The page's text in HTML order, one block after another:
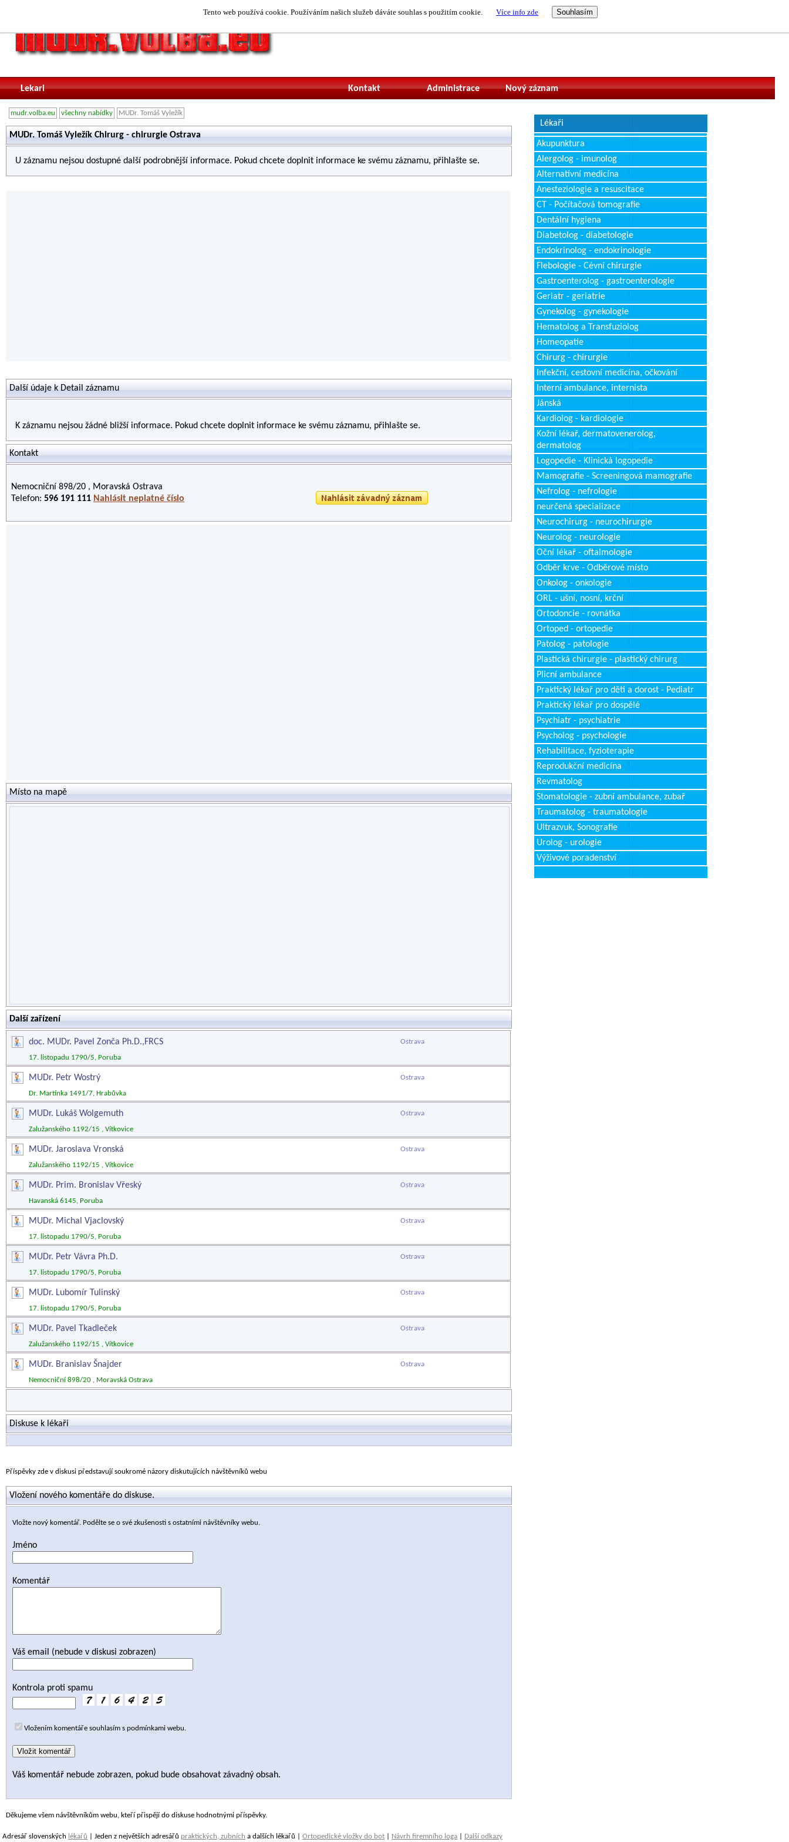
Tento web používá cookie. Používáním našich služeb dáváte souhlas s použitím cookie. Více info zde
Lekari Nový záznam
Administrace
Kontakt
mudr.volba.eu všechny nabídky MUDr. Tomáš Vyležík
MUDr. Tomáš Vyležík Chirurg - chirurgie Ostrava
U záznamu nejsou dostupné další podrobnější informace. Pokud chcete doplnit informace ke svému záznamu, přihlašte se.
Další údaje k Detail záznamu
K záznamu nejsou žádné bližší informace. Pokud chcete doplnit informace ke svému záznamu, přihlašte se.
Kontakt
Nemocniční 898/20 , Moravská Ostrava
Telefon: 596 191 111 Nahlásit neplatné číslo
Místo na mapě
Další zařízení
doc. MUDr. Pavel Zonča Ph.D.,FRCS Ostrava
17. listopadu 1790/5, Poruba
MUDr. Petr Wostrý Ostrava
Dr. Martínka 1491/7, Hrabůvka
MUDr. Lukáš Wolgemuth Ostrava
Zalužanského 1192/15 , Vítkovice
MUDr. Jaroslava Vronská Ostrava
Zalužanského 1192/15 , Vítkovice
MUDr. Prim. Bronislav Vřeský Ostrava
Havanská 6145, Poruba
MUDr. Michal Vjaclovský Ostrava
17. listopadu 1790/5, Poruba
MUDr. Petr Vávra Ph.D. Ostrava
17. listopadu 1790/5, Poruba
MUDr. Lubomír Tulinský Ostrava
17. listopadu 1790/5, Poruba
MUDr. Pavel Tkadleček Ostrava
Zalužanského 1192/15 , Vítkovice
MUDr. Branislav Šnajder Ostrava
Nemocniční 898/20 , Moravská Ostrava
Diskuse k lékaři
Příspěvky zde v diskusi představují soukromé názory diskutujících návštěvníků webu
Vložení nového komentáře do diskuse.
Vložte nový komentář. Podělte se o své zkušenosti s ostatními návštěvníky webu.
Jméno
Komentář
Váš email (nebude v diskusi zobrazen)
Kontrola proti spamu
Vložením komentáře souhlasím s podmínkami webu.
Váš komentář nebude zobrazen, pokud bude obsahovat závadný obsah.
Děkujeme všem návštěvníkům webu, kteří přispějí do diskuse hodnotnými příspěvky.
Lékaři
Akupunktura
Alergolog - imunolog
Alternativní medicína
Anesteziologie a resuscitace
CT - Počítačová tomografie
Dentální hygiena
Diabetolog - diabetologie
Endokrinolog - endokrinologie
Flebologie - Cévní chirurgie
Gastroenterolog - gastroenterologie
Geriatr - geriatrie
Gynekolog - gynekologie
Hematolog a Transfuziolog
Homeopatie
Chirurg - chirurgie
Infekční, cestovní medicína, očkování
Interní ambulance, internista
Jánská
Kardiolog - kardiologie
Kožní lékař, dermatovenerolog,
dermatolog
Logopedie - Klinická logopedie
Mamografie - Screeningová mamografie
Nefrolog - nefrologie
neurčená specializace
Neurochirurg - neurochirurgie
Neurolog - neurologie
Oční lékař - oftalmologie
Odběr krve - Odběrové místo
Onkolog - onkologie
ORL - ušní, nosní, krční
Ortodoncie - rovnátka
Ortoped - ortopedie
Patolog - patologie
Plastická chirurgie - plastický chirurg
Plicní ambulance
Praktický lékař pro děti a dorost - Pediatr
Praktický lékař pro dospělé
Psychiatr - psychiatrie
Psycholog - psychologie
Rehabilitace, fyzioterapie
Reprodukční medicína
Revmatolog
Stomatologie - zubní ambulance, zubař
Traumatolog - traumatologie
Ultrazvuk, Sonografie
Urolog - urologie
Výživové poradenství
Adresář slovenských lékařů | Jeden z největších adresářů praktických, zubních a dalších lékařů | Ortopedické vložky do bot Návrh firemního loga Další odkazy